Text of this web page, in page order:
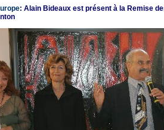
: Alain Bideaux est présent à la Remise